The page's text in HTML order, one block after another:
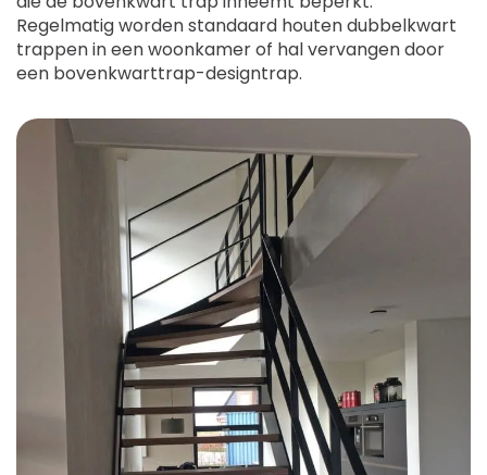
Regelmatig worden standaard houten dubbelkwart
trappen in een woonkamer of hal vervangen door
een bovenkwarttrap-designtrap.